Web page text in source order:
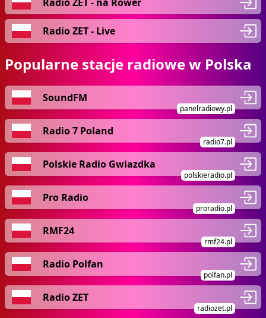
Radio ZET - Live
Popularne stacje radiowe w Polska
SoundFM
panelradiowy.pl
Radio 7 Poland
radio7.pl
Polskie Radio Gwiazdka
polskieradio.pl
Pro Radio
proradio.pl
RMF24
rmf24.pl
Radio Polfan
polfan.pl
Radio ZET
radiozet.pl